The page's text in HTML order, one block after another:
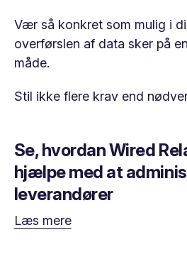
Vær så konkret som mulig i
overførslen af ​​data sker på
måde.
Stil ikke flere krav end
Se, hvordan Wired
hjælpe med at
leverandører
Læs mere